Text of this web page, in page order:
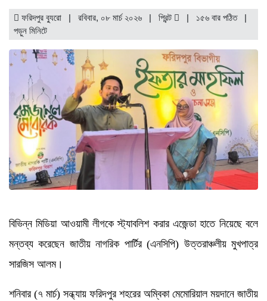
ফরিদপুর ব্যুরো | রবিবার, ০৮ মার্চ ২০২৬ | প্রিন্ট | ১৫৬ বার পঠিত
|
পড়ুন মিনিটে
বিভিন্ন মিডিয়া আওয়ামী লীগকে স্ট্যাবলিশ করার এজেন্ডা হাতে নিয়েছে বলে
মন্তব্য করেছেন জাতীয় নাগরিক পার্টির (এনসিপি) উত্তরাঞ্চলীয় মুখপাত্র
সারজিস আলম।
শনিবার (৭ মার্চ) সন্ধ্যায় ফরিদপুর শহরের অম্বিকা মেমোরিয়াল ময়দানে জাতীয়